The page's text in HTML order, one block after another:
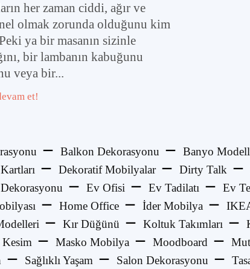
her zaman ciddi, ağır ve
olmak zorunda olduğunu kim
ya bir masanın sizinle
bir lambanın kabuğunu
veya bir...
et!
Balkon Dekorasyonu Banyo
Dekoratif Mobilyalar Dirty Talk
Ev Ofisi Ev Tadilatı Ev
Home Office İder Mobilya
Kır Düğünü Koltuk Takımları
Kesim Masko Mobilya Moodboard
Sağlıklı Yaşam Salon Dekorasyonu